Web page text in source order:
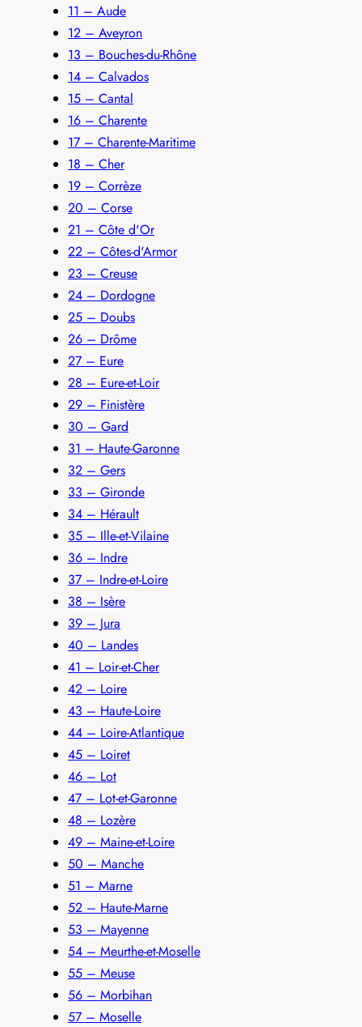
11 – Aude
12 – Aveyron
13 – Bouches-du-Rhône
14 – Calvados
15 – Cantal
16 – Charente
17 – Charente-Maritime
18 – Cher
19 – Corrèze
20 – Corse
21 – Côte d'Or
22 – Côtes-d'Armor
23 – Creuse
24 – Dordogne
25 – Doubs
26 – Drôme
27 – Eure
28 – Eure-et-Loir
29 – Finistère
30 – Gard
31 – Haute-Garonne
32 – Gers
33 – Gironde
34 – Hérault
35 – Ille-et-Vilaine
36 – Indre
37 – Indre-et-Loire
38 – Isère
39 – Jura
40 – Landes
41 – Loir-et-Cher
42 – Loire
43 – Haute-Loire
44 – Loire-Atlantique
45 – Loiret
46 – Lot
47 – Lot-et-Garonne
48 – Lozère
49 – Maine-et-Loire
50 – Manche
51 – Marne
52 – Haute-Marne
53 – Mayenne
54 – Meurthe-et-Moselle
55 – Meuse
56 – Morbihan
57 – Moselle